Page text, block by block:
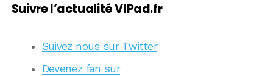
Suivre l’actualité VIPad.fr
Suivez nous sur Twitter
Devenez fan sur